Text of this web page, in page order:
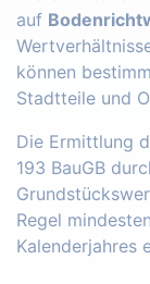
auf
können
Stadtteile und
Die Ermittlung
193 BauGB
Regel
Kalenderjahres